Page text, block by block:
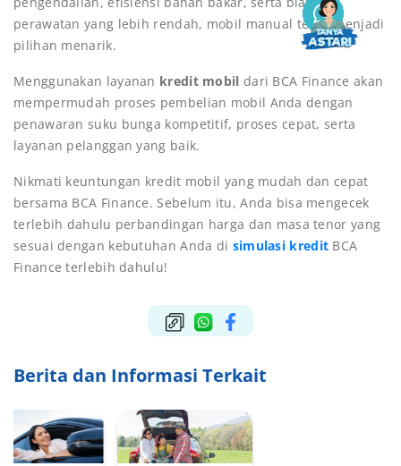
perawatan yang lebih rendah, mobil manual tetap menjadi
pilihan menarik.
Menggunakan layanan kredit mobil dari BCA Finance akan
mempermudah proses pembelian mobil Anda dengan
penawaran suku bunga kompetitif, proses cepat, serta
layanan pelanggan yang baik.
Nikmati keuntungan kredit mobil yang mudah dan cepat
bersama BCA Finance. Sebelum itu, Anda bisa mengecek
terlebih dahulu perbandingan harga dan masa tenor yang
sesuai dengan kebutuhan Anda di simulasi kredit BCA
Finance terlebih dahulu!
Berita dan Informasi Terkait